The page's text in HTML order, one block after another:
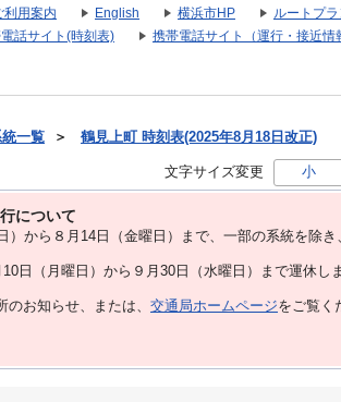
利用案内 English 横浜市HP ルートプ
話サイト(時刻表) 携帯電話サイト（運行・接近情
一覧 ＞ 鶴見上町 時刻表(2025年8月18日改正)
文字サイズ変更 小
について
から８⽉14⽇（金曜日）まで、⼀部の系統を除き
日（月曜日）から９月30日（水曜日）まで運休しま
のお知らせ、または、 交通局ホームページをご覧く